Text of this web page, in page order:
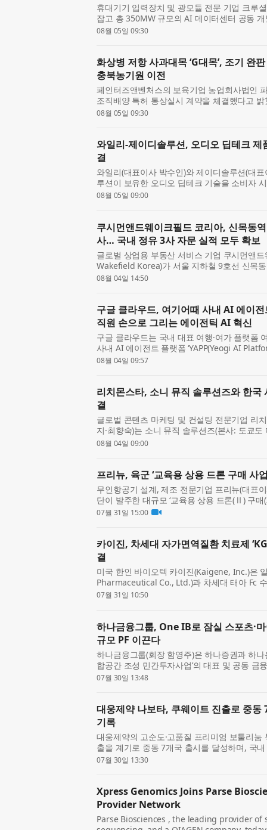
휴대기기 입력장치 및 광모듈 전문 기업 크루
잡고 총 350MW 규모의 AI 데이터센터 공동
일 본사 회의실에서 인화자산과 ‘350MW AI
08월 05일 09:30
화상병 저항 사과대목 ‘G대목’, 조기 완
충북농기원 이전
페인터즈앤벤처스의 보육기업 농업회사법인
조직배양 특허 통상실시 계약을 체결했다고
대목 기내 대량증식 배양 방법’에 대한 조직배
08월 05일 09:30
와일리-제이디솔루션, 오디오 딥테크
결
와일리(대표이사 박수인)와 제이디솔루션(대
루션이 보유한 오디오 딥테크 기술을 소비자
케팅·유통 공동사업 계약을 체결했다고 5일
08월 05일 09:00
쿠시먼앤드웨이크필드 코리아, 신목동
사… 국내 정유 3사 자문 실적 모두 확보
글로벌 상업용 부동산 서비스 기업 쿠시먼앤
Wakefield Korea)가 서울 지하철 9호선 신목
을 모두 수행했다고 밝혔다. 쿠시먼앤드웨이
08월 04일 14:50
구글 클라우드, 여기어때 사내 AI 에이전
직원 손으로 그리는 에이전틱 AI 혁신
구글 클라우드는 국내 대표 여행·여가 플랫폼
사내 AI 에이전트 플랫폼 ‘YAPP(Yeogi AI
신을 이끌고 있다고 밝혔다. 여기어때는 비즈
08월 04일 09:57
리치몬스타, 소니 뮤직 솔루션즈와 한국
결
글로벌 콘텐츠 마케팅 및 컨설팅 전문기업 리
지·최향숙)는 소니 뮤직 솔루션즈(본사: 도쿄
하는 이벤트 솔루션 사업 중 올여름 이후 일본
08월 04일 09:00
프리뉴, 육군 ‘교육용 상용 드론 구매 사
무인항공기 설계, 제조 전문기업 프리뉴(대표
단이 발주한 대규모 ‘교육용 상용 드론(Ⅱ) 구
정돼 계약을 체결했다고 31일 밝혔다. 이번 사
07월 31일 15:00
카이진, 차세대 자가면역질환 치료제
결
미국 한인 바이오텍 카이진(Kaigene, Inc.)은
Pharmaceutical Co., Ltd.)과 차세대 태아 Fc 수
독점 개발 및 상업화를 위한 라이선스 계약을
07월 31일 10:50
하나금융그룹, One IB로 잠실 스포츠·
규모 PF 이끈다
하나금융그룹(회장 함영주)은 하나증권과 하나
합공간 조성 민간투자사업’의 대표 및 공동 금
젝트파이낸싱(PF)을 추진한다고 30일 밝혔다.
07월 30일 13:48
대웅제약 나보타, 쿠웨이트 진출로 중
기록
대웅제약의 고순도·고품질 프리미엄 보툴리눔
출을 계기로 중동 7개국 출시를 달성하며, 국
을 세웠다. 대웅제약(대표 이창재·박성수)은
07월 30일 13:30
Xpress Genomics Joins Parse
Provider Network
Parse Biosciences , the leading provider